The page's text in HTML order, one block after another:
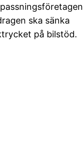
ska sänka
på bilstöd.